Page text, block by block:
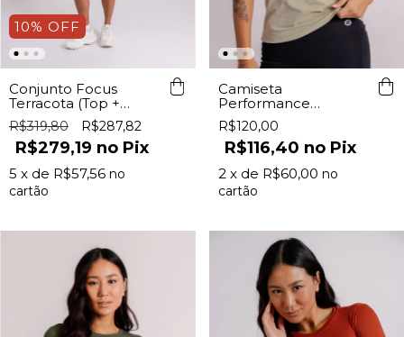
10% OFF
Conjunto Focus
Terracota (Top +
Shorts)
R$319,80 R$287,82
R$279,19 Pix
5 x de R$57,56
Camiseta
Performance
Feminina Stone Lurk
R$120,00
R$116,40 Pix
2 x de R$60,00